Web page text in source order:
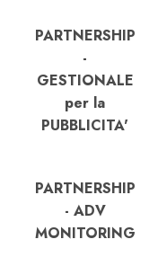
PARTNERSHIP
-
GESTIONALE
per la
PUBBLICITA'
PARTNERSHIP
- ADV
MONITORING